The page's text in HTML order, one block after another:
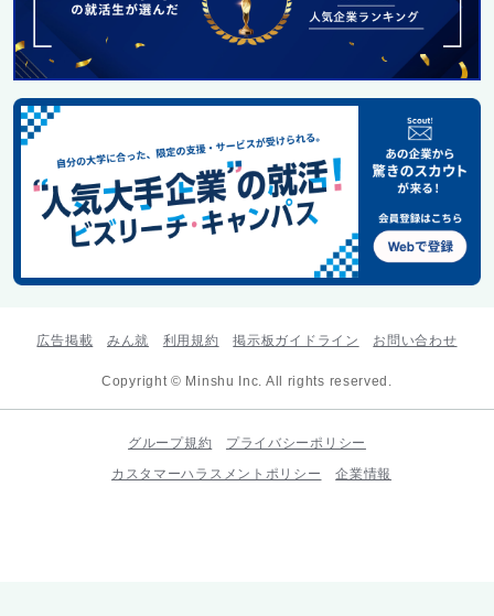
広告掲載 みん就 利用規約 掲示板ガイドライン お問い合わせ
Copyright © Minshu Inc. All rights reserved.
グループ規約
プライバシーポリシー
カスタマーハラスメントポリシー
企業情報